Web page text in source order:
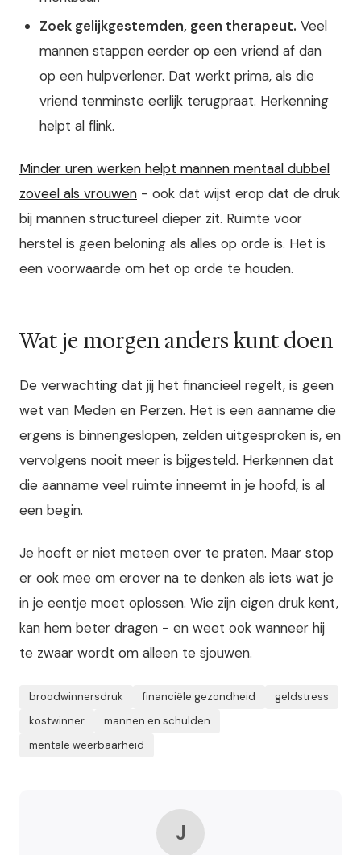
Zoek gelijkgestemden, geen therapeut. Veel
mannen stappen eerder op een vriend af dan
op een hulpverlener. Dat werkt prima, als die
vriend tenminste eerlijk terugpraat. Herkenning
helpt al flink.
Minder uren werken helpt mannen mentaal dubbel
zoveel als vrouwen - ook dat wijst erop dat de druk
bij mannen structureel dieper zit. Ruimte voor
herstel is geen beloning als alles op orde is. Het is
een voorwaarde om het op orde te houden.
Wat je morgen anders kunt doen
De verwachting dat jij het financieel regelt, is geen
wet van Meden en Perzen. Het is een aanname die
ergens is binnengeslopen, zelden uitgesproken is, en
vervolgens nooit meer is bijgesteld. Herkennen dat
die aanname veel ruimte inneemt in je hoofd, is al
een begin.
Je hoeft er niet meteen over te praten. Maar stop
er ook mee om erover na te denken als iets wat je
in je eentje moet oplossen. Wie zijn eigen druk kent,
kan hem beter dragen - en weet ook wanneer hij
te zwaar wordt om alleen te sjouwen.
broodwinnersdruk financiële gezondheid
geldstress
kostwinner
mannen en schulden
mentale weerbaarheid
J